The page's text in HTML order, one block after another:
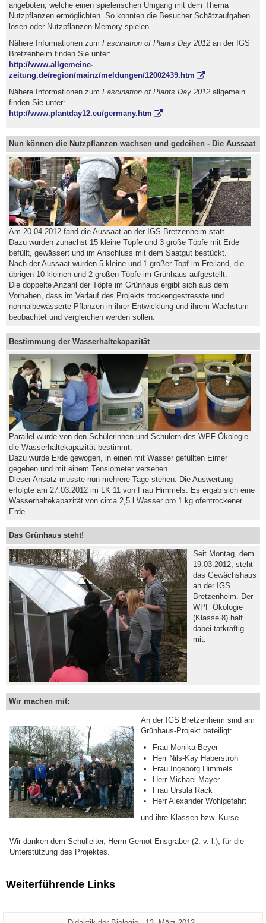
angeboten, welche einen spielerischen Umgang mit dem Thema
Nutzpflanzen ermöglichten. So konnten die Besucher Schätzaufgaben
lösen oder Nutzpflanzen-Memory spielen.
Nähere Informationen zumFascination of Plants Day 2012 an der IGS
Bretzenheim finden Sie unter:
http://www.allgemeine-
zeitung.de/region/mainz/meldungen/12002439.htm
Nähere Informationen zumFascination of Plants Day 2012 allgemein
finden Sie unter:
http://www.plantday12.eu/germany.htm
Nun können die Nutzpflanzen wachsen und gedeihen - Die Aussaat
Am 20.04.2012 fand die Aussaat an der IGS Bretzenheim statt.
Dazu wurden zunächst 15 kleine Töpfe und 3 große Töpfe mit Erde
befüllt, gewässert und im Anschluss mit dem Saatgut bestückt.
Nach der Aussaat wurden 5 kleine und 1 großer Topf im Freiland, die
übrigen 10 kleinen und 2 großen Töpfe im Grünhaus aufgestellt.
Die doppelte Anzahl der Töpfe im Grünhaus ergibt sich aus dem
Vorhaben, dass im Verlauf des Projekts trockengestresste und
normalbewässerte Pflanzen in ihrer Entwicklung und ihrem Wachstum
beobachtet und vergleichen werden sollen.
Bestimmung der Wasserhaltekapazität
Parallel wurde von den Schülerinnen und Schülern des WPF Ökologie
die Wasserhaltekapazität bestimmt.
Dazu wurde Erde gewogen, in einen mit Wasser gefüllten Eimer
gegeben und mit einem Tensiometer versehen.
Dieser Ansatz musste nun mehrere Tage stehen. Die Auswertung
erfolgte am 27.03.2012 im LK 11 von Frau Himmels. Es ergab sich eine
Wasserhaltekapazität von circa 2,5 l Wasser pro 1 kg ofentrockener
Erde.
Das Grünhaus steht!
Seit Montag, dem
19.03.2012, steht
das Gewächshaus
an der IGS
Bretzenheim. Der
WPF Ökologie
(Klasse 8) half
dabei tatkräftig
mit.
Wir machen mit:
An der IGS Bretzenheim sind am
Grünhaus-Projekt beteiligt:
Frau Monika Beyer
Herr Nils-Kay Haberstroh
Frau Ingeborg Himmels
Herr Michael Mayer
Frau Ursula Rack
Herr Alexander Wohlgefahrt
und ihre Klassen bzw. Kurse.
Wir danken dem Schulleiter, Herrn Gernot Ensgraber (2. v. l.), für die
Unterstützung des Projektes.
Weiterführende Links